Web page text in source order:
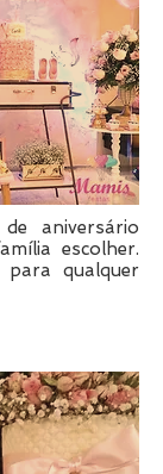
aniversário
escolher.
para qualquer